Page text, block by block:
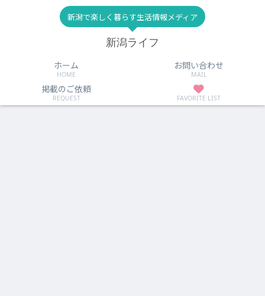
新潟で楽しく暮らす生活情報メディア
新潟ライフ
ホーム
HOME
お問い合わせ
MAIL
掲載のご依頼
REQUEST FAVORITE LIST